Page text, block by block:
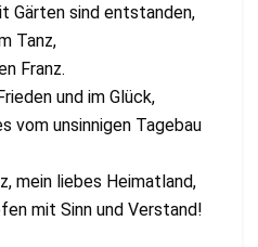
Gärten sind entstanden,
Tanz,
Franz.
und im Glück,
vom unsinnigen Tagebau
mein liebes Heimatland,
mit Sinn und Verstand!